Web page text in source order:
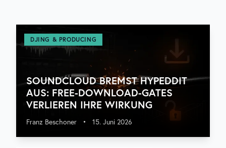
DJING & PRODUCING
SOUNDCLOUD BREMST HYPEDDIT
AUS: FREE-DOWNLOAD-GATES
VERLIEREN IHRE WIRKUNG
Franz Beschoner • 15. Juni 2026